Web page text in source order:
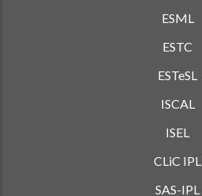
ESML
ESTC
ESTeSL
ISCAL
ISEL
CLiC IPL
SAS-IPL